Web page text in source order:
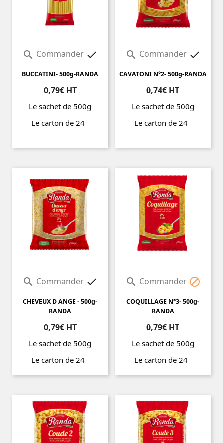
 Commander 
BUCCATINI- 500g-RANDA
0,79€ HT
Le sachet de 500g
Le carton de 24
 Commander 
CAVATONI N°2- 500g-RANDA
0,74€ HT
Le sachet de 500g
Le carton de 24
 Commander 
CHEVEUX D ANGE - 500g-
RANDA
0,79€ HT
Le sachet de 500g
Le carton de 24
Prix
 Commander 
COQUILLAGE N°3- 500g-
RANDA
0,79€ HT
Le sachet de 500g
Le carton de 24
Prix